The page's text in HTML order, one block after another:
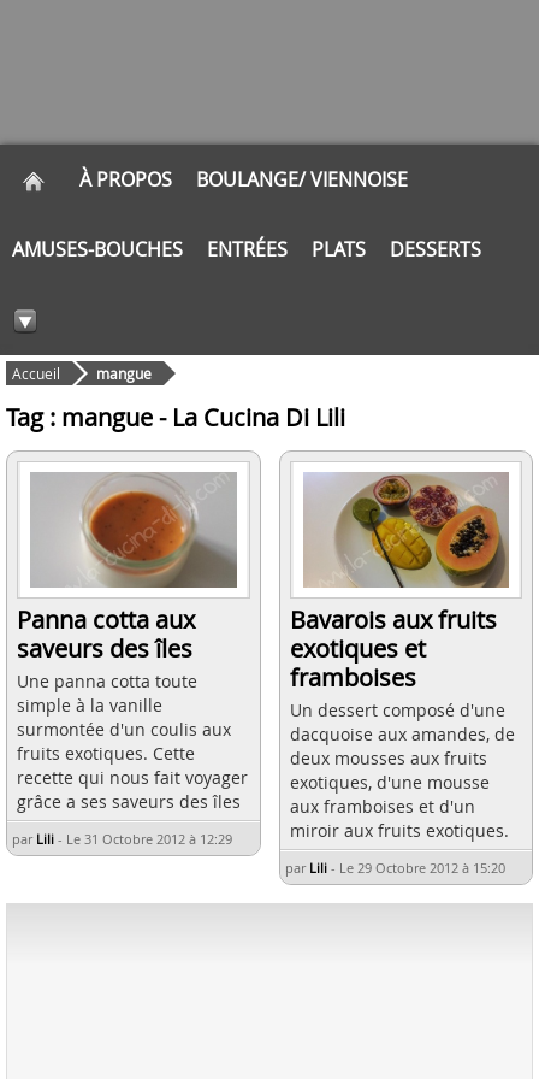
À PROPOS BOULANGE/ VIENNOISE
AMUSES-BOUCHES ENTRÉES PLATS DESSERTS
Accueil mangue
Tag : mangue - La Cucina Di Lili
Panna cotta aux
saveurs des îles
Une panna cotta toute
simple à la vanille
surmontée d'un coulis aux
fruits exotiques. Cette
recette qui nous fait voyager
grâce a ses saveurs des îles
par Lili - Le 31 Octobre 2012 à 12:29
Bavarois aux fruits
exotiques et
framboises
Un dessert composé d'une
dacquoise aux amandes, de
deux mousses aux fruits
exotiques, d'une mousse
aux framboises et d'un
miroir aux fruits exotiques.
par Lili- Le 29 Octobre 2012 à 15:20